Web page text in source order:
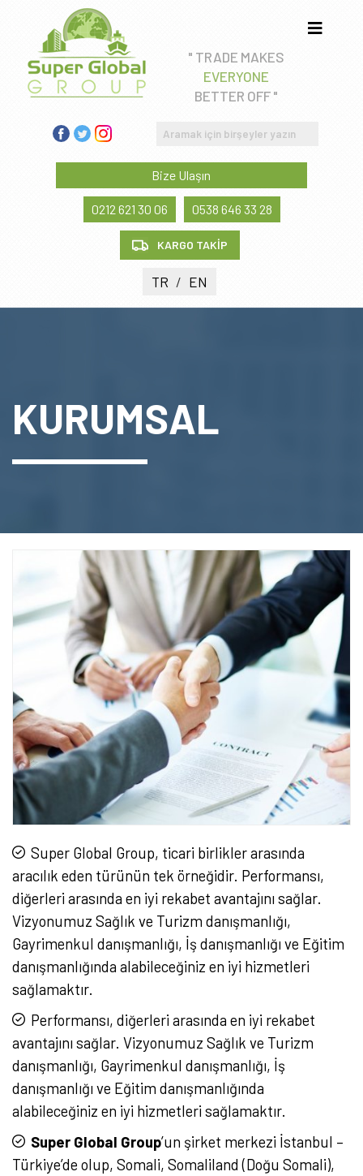
" TRADE MAKES
EVERYONE
BETTER OFF "
Bize Ulaşın
0212 621 30 06 0538 646 33 28
KARGO TAKİP
TR / EN
KURUMSAL
Super Global Group, ticari birlikler arasında
aracılık eden türünün tek örneğidir. Performansı,
diğerleri arasında en iyi rekabet avantajını sağlar.
Vizyonumuz Sağlık ve Turizm danışmanlığı,
Gayrimenkul danışmanlığı, İş danışmanlığı ve Eğitim
danışmanlığında alabileceğiniz en iyi hizmetleri
sağlamaktır.
Performansı, diğerleri arasında en iyi rekabet
avantajını sağlar. Vizyonumuz Sağlık ve Turizm
danışmanlığı, Gayrimenkul danışmanlığı, İş
danışmanlığı ve Eğitim danışmanlığında
alabileceğiniz en iyi hizmetleri sağlamaktır.
Super Global Group’un şirket merkezi İstanbul –
Türkiye’de olup, Somali, Somaliland (Doğu Somali),
Gayrimenkul Danışmanlığı
İthalat & İhracat Danışmanlığı
Sağlık Turizmi